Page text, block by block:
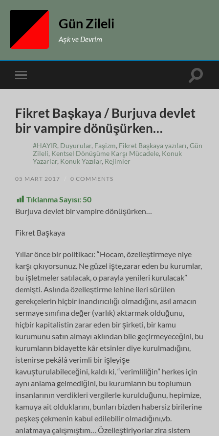
Gün Zileli
Aşk ve Devrim
Toggle
mobile
Toggle
Fikret Başkaya / Burjuva devlet
bir vampire dönüşürken…
#HAYIR, Duyurular, Faşizm, Fikret Başkaya yazıları,Gün
Zileli, Kentsel Dönüşüme Karşı Mücadele, Konuk
Yazarlar, Konuk Yazılar, Rejimler
05 MART 2017 0 COMMENTS
Tıklanma Sayısı: 50
Burjuva devlet bir vampire dönüşürken…
Fikret Başkaya
Yıllar önce bir politikacı: “Hocam, özelleştirmeye niye
karşı çıkıyorsunuz. Ne güzel işte,zarar eden bu kurumlar,
bu işletmeler satılacak, o parayla yenileri kurulacak”
demişti. Aslında özelleştirme lehine ileri sürülen
gerekçelerin hiçbir inandırıcılığı olmadığını, asıl amacın
sermaye sınıfına değer (varlık) aktarmak olduğunu,
hiçbir kapitalistin zarar eden bir şirketi, bir kamu
kurumunu satın almayı aklından bile geçirmeyeceğini, bu
kurumların bidayette kâr etsinler diye kurulmadığını,
istenirse pekâlâ verimli bir işleyişe
kavuşturulabileceğini, kaldı ki, “verimliliğin” herkes için
aynı anlama gelmediğini, bu kurumların bu toplumun
insanlarının verdikleri vergilerle kurulduğunu, hepimize,
kamuya ait olduklarını, bunları bizden habersiz birilerine
peşkeş çekmenin kabul edilebilir olmadığını,vb.
anlatmaya çalışmıştım… Özelleştiriyorlar zira sistem